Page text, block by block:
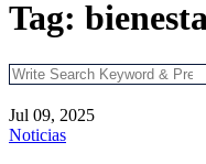
Tag:
Jul 09, 2025
Noticias